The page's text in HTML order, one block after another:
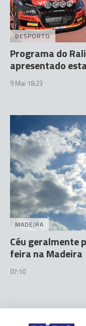
DESPORTO
Programa do
apresentado
9 Mai 18:23
MADEIRA
Céu geralmente
feira na Madeira
07:10